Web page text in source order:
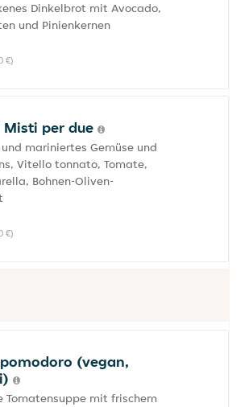
Dinkelbrot mit Avocado,
und Pinienkernen
€)
per due
mariniertes Gemüse und
Vitello tonnato, Tomate,
Bohnen-Oliven-
€)
(vegan,
mit frischem